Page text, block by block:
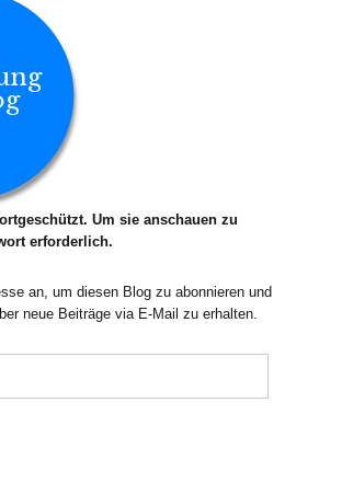
Um sie anschauen zu
erforderlich.
an, um diesen Blog zu abonnieren und
neue Beiträge via E-Mail zu erhalten.